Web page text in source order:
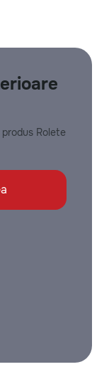
Rolete